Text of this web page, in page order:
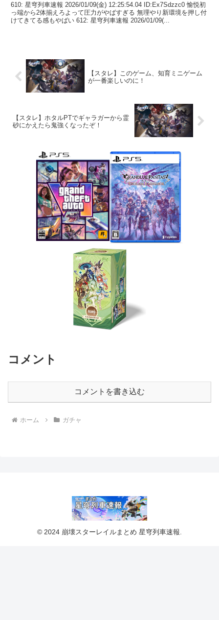
610: 星穹列車速報 2026/01/09(金) 12:25:54.04 ID:Ex7Sdzzc0 愉悦初
っ端から2体揃えろよって圧力がやばすぎる 無理やり新環境を押し付
けてきてる感もやばい 612: 星穹列車速報 2026/01/09(...
【スタレ】このゲーム、知育ミニゲーム
が一番楽しいのに！
【スタレ】ホタルPTでギャラガーから霊
砂にかえたら鬼強くなったぞ！
コメント
コメントを書き込む
ホーム ガチャ
© 2024 崩壊スターレイルまとめ 星穹列車速報.